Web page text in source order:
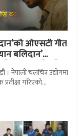
ओएसटी गीत
बलिदान’
मातृभूमिप्रति
भावनात्मक…
। नेपाली चलचित्र उद्योगमा
प्रतीक्षा गरिएको